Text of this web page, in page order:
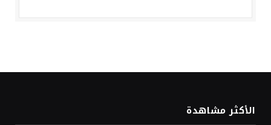
الأكثر مشاهدة